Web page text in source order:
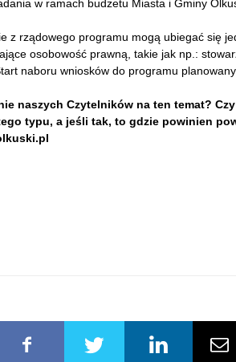
w ramach budżetu Miasta i Gminy
z rządowego programu mogą ubiegać się
osobowość prawną, takie jak np.:
naboru wniosków do programu
naszych Czytelników na ten temat?
typu, a jeśli tak, to gdzie powinien